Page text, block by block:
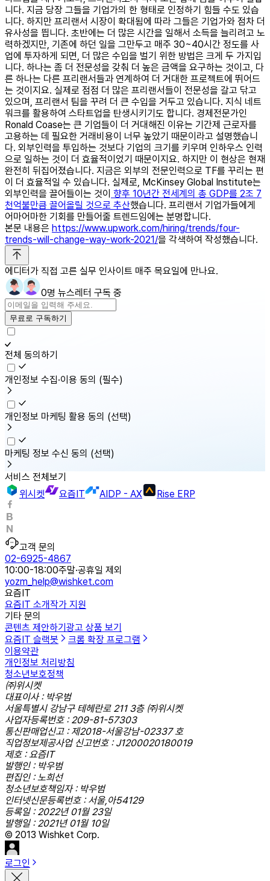
니다. 지금 당장 그들을 기업가의 한 형태로 인정하기 힘들 수도 있습
니다. 하지만 프리랜서 시장이 확대됨에 따라 그들은 기업가와 점차 더
유사성을 띕니다. 초반에는 더 많은 시간을 일해서 소득을 늘리려고 노
력하겠지만, 기존에 하던 일을 그만두고 매주 30~40시간 정도를 사
업에 투자하게 되면, 더 많은 수입을 벌기 위한 방법은 크게 두 가지입
니다. 하나는 좀 더 전문성을 갖춰 더 높은 금액을 요구하는 것이고, 다
른 하나는 다른 프리랜서들과 연계하여 더 거대한 프로젝트에 뛰어드
는 것이지요. 실제로 점점 더 많은 프리랜서들이 전문성을 갈고 닦고
있으며, 프리랜서 팀을 꾸려 더 큰 수입을 거두고 있습니다. 지식 네트
워크를 활용하여 스타트업을 탄생시키기도 합니다. 경제전문가인
Ronald Coase는 큰 기업들이 더 거대해진 이유는 기간제 근로자를
고용하는 데 필요한 거래비용이 너무 높았기 때문이라고 설명했습니
다. 외부인력을 투입하는 것보다 기업의 크기를 키우며 인하우스 인력
으로 일하는 것이 더 효율적이었기 때문이지요. 하지만 이 현상은 현재
완전히 뒤집어졌습니다. 지금은 외부의 전문인력으로 TF를 꾸리는 편
이 더 효율적일 수 있습니다. 실제로, McKinsey Global Institute는
외부인력을 끌어들이는 것이 향후 10년간 전세계의 총 GDP를 2조 7
천억불만큼 끌어올릴 것으로 추산했습니다. 프리랜서 기업가들에게
어마어마한 기회를 만들어줄 트렌드임에는 분명합니다.
본문 내용은 https://www.upwork.com/hiring/trends/four-
trends-will-change-way-work-2021/을 각색하여 작성했습니다.
에디터가 직접 고른 실무 인사이트 매주 목요일에 만나요.
0명 뉴스레터 구독 중
무료로 구독하기
전체 동의하기
개인정보 수집·이용 동의 (필수)
개인정보 마케팅 활용 동의 (선택)
마케팅 정보 수신 동의 (선택)
서비스 전체보기
위시켓
요즘IT AIDP - AX Rise ERP
고객 문의
02-6925-4867
10:00-18:00주말·공휴일 제외
yozm_help@wishket.com
요즘IT
요즘IT 소개작가 지원
기타 문의
콘텐츠 제안하기광고 상품 보기
요즘IT 슬랙봇
크롬 확장 프로그램
이용약관
개인정보 처리방침
청소년보호정책
㈜위시켓
대표이사 : 박우범
서울특별시 강남구 테헤란로 211 3층 ㈜위시켓
사업자등록번호 : 209-81-57303
통신판매업신고 : 제2018-서울강남-02337 호
직업정보제공사업 신고번호 : J1200020180019
제호 : 요즘IT
발행인 : 박우범
편집인 : 노희선
청소년보호책임자 : 박우범
인터넷신문등록번호 : 서울,아54129
등록일 : 2022년 01월 23일
발행일 : 2021년 01월 10일
© 2013 Wishket Corp.
로그인